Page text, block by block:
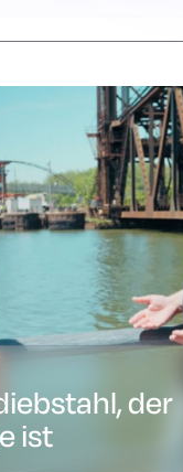
der
ist